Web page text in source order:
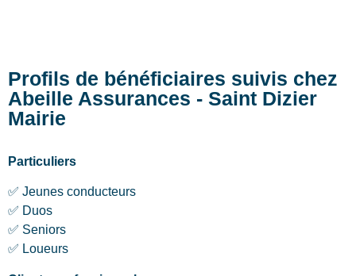
Profils de bénéficiaires suivis chez
Abeille Assurances - Saint Dizier
Mairie
Particuliers
✅ Jeunes conducteurs
✅ Duos
✅ Seniors
✅ Loueurs